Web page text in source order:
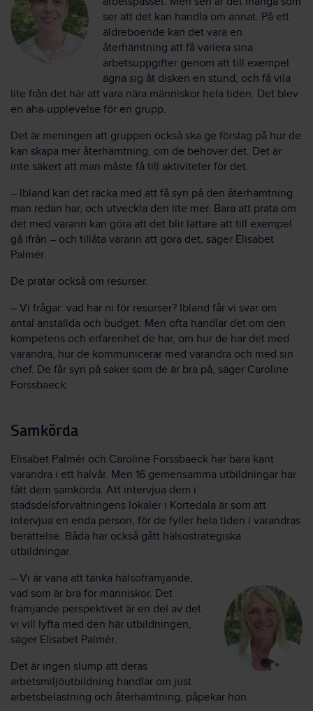
ser att det kan handla om annat. På ett
äldreboende kan det vara en
återhämtning att få variera sina
arbetsuppgifter genom att till exempel
ägna sig åt disken en stund, och få vila
lite från det här att vara nära människor hela tiden. Det blev
en aha-upplevelse för en grupp.
Det är meningen att gruppen också ska ge förslag på hur de
kan skapa mer återhämtning, om de behöver det. Det är
inte säkert att man måste få till aktiviteter för det.
– Ibland kan det räcka med att få syn på den återhämtning
man redan har, och utveckla den lite mer. Bara att prata om
det med varann kan göra att det blir lättare att till exempel
gå ifrån – och tillåta varann att göra det, säger Elisabet
Palmér.
De pratar också om resurser.
– Vi frågar: vad har ni för resurser? Ibland får vi svar om
antal anställda och budget. Men ofta handlar det om den
kompetens och erfarenhet de har, om hur de har det med
varandra, hur de kommunicerar med varandra och med sin
chef. De får syn på saker som de är bra på, säger Caroline
Forssbaeck.
Samkörda
Elisabet Palmér och Caroline Forssbaeck har bara känt
varandra i ett halvår. Men 16 gemensamma utbildningar har
fått dem samkörda. Att intervjua dem i
stadsdelsförvaltningens lokaler i Kortedala är som att
intervjua en enda person, för de fyller hela tiden i varandras
berättelse. Båda har också gått hälsostrategiska
utbildningar.
– Vi är vana att tänka hälsofrämjande,
vad som är bra för människor. Det
främjande perspektivet är en del av det
vi vill lyfta med den här utbildningen,
säger Elisabet Palmér.
Det är ingen slump att deras
arbetsmiljöutbildning handlar om just
arbetsbelastning och återhämtning, påpekar hon.